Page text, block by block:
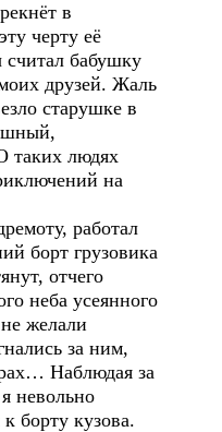
в
черту её
считал бабушку
друзей. Жаль
старушке в
таких людях
на
работал
борт грузовика
отчего
неба усеянного
желали
за ним,
Наблюдая за
невольно
борту кузова.